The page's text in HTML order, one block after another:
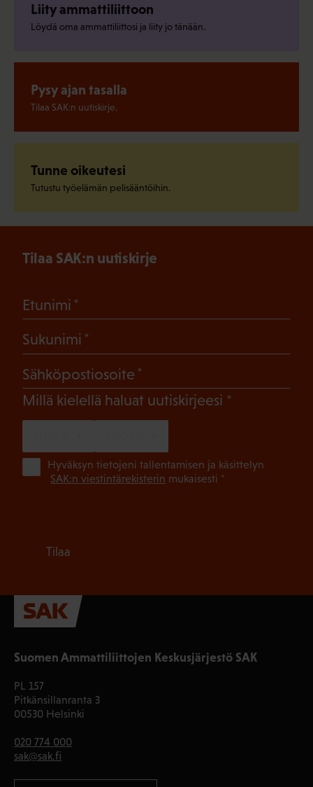
Liity ammattiliittoon
Löydä oma ammattiliittosi ja liity jo tänään.
Pysy ajan tasalla
Tilaa SAK:n uutiskirje.
Tunne oikeutesi
Tutustu työelämän pelisääntöihin.
Suomen Ammattiliittojen Keskusjärjestö SAK
PL 157
Pitkänsillanranta 3
00530 Helsinki
020 774 000
sak@sak.fi
Tilaa SAK:n uutiskirje
Etunimi
Sukunimi
Sähköpostiosoite
Millä kielellä haluat uutiskirjeesi (Pakollinen)
Hyväksyn tietojeni tallentamisen ja käsittelyn
SAK:n viestintärekisterin mukaisesti *
Tilaa